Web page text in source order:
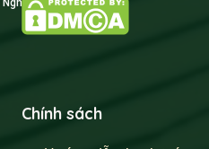
Chính sách